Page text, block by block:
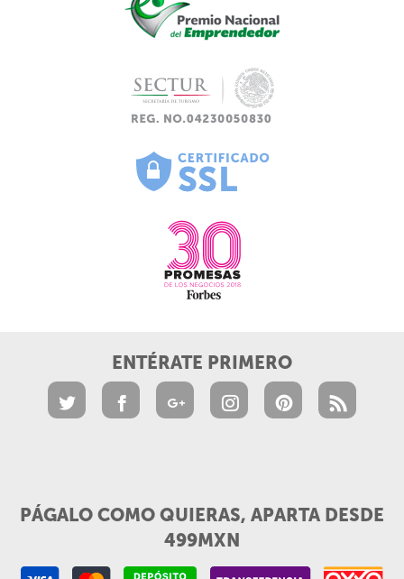
ENTÉRATE PRIMERO
PÁGALO COMO QUIERAS, APARTA DESDE
499MXN